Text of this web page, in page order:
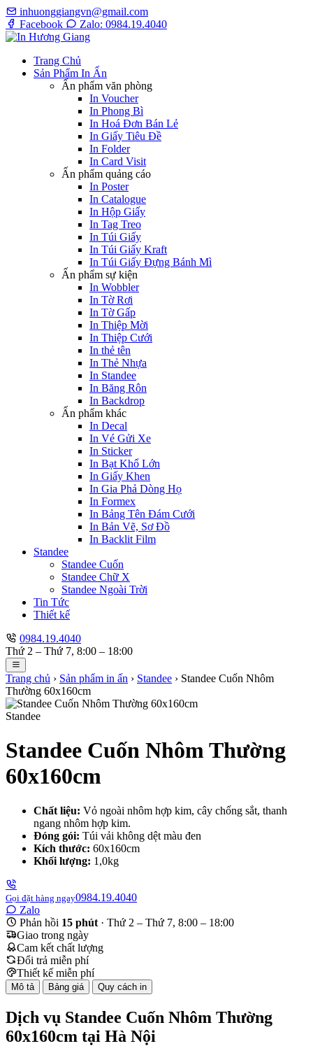
inhuonggiangvn@gmail.com
Facebook
Zalo: 0984.19.4040
Trang Chủ
Sản Phẩm In Ấn
Ấn phẩm văn phòng
In Voucher
In Phong Bì
In Hoá Đơn Bán Lẻ
In Giấy Tiêu Đề
In Folder
In Card Visit
Ấn phẩm quảng cáo
In Poster
In Catalogue
In Hộp Giấy
In Tag Treo
In Túi Giấy
In Túi Giấy Kraft
In Túi Giấy Đựng Bánh Mì
Ấn phẩm sự kiện
In Wobbler
In Tờ Rơi
In Tờ Gấp
In Thiệp Mời
In Thiệp Cưới
In thẻ tên
In Thẻ Nhựa
In Standee
In Băng Rôn
In Backdrop
Ấn phẩm khác
In Decal
In Vé Gửi Xe
In Sticker
In Bạt Khổ Lớn
In Giấy Khen
In Gia Phả Dòng Họ
In Formex
In Bảng Tên Đám Cưới
In Bản Vẽ, Sơ Đồ
In Backlit Film
Standee
Standee Cuốn
Standee Chữ X
Standee Ngoài Trời
Tin Tức
Thiết kế
0984.19.4040
Thứ 2 – Thứ 7, 8:00 – 18:00
Trang chủ › Sản phẩm in ấn › Standee › Standee Cuốn Nhôm
Thường 60x160cm
Standee
Standee Cuốn Nhôm Thường
60x160cm
Chất liệu: Vỏ ngoài nhôm hợp kim, cây chống sắt, thanh
ngang nhôm hợp kim.
Đóng gói: Túi vải không dệt màu đen
Kích thước: 60x160cm
Khối lượng: 1,0kg
Gọi đặt hàng ngay0984.19.4040
Zalo
Phản hồi 15 phút · Thứ 2 – Thứ 7, 8:00 – 18:00
Giao trong ngày
Cam kết chất lượng
Đổi trả miễn phí
Thiết kế miễn phí
Mô tả Bảng giá Quy cách in
Dịch vụ Standee Cuốn Nhôm Thường
60x160cm tại Hà Nội